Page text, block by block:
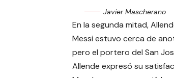
Javier Mascherano
En la segunda mitad,
Messi estuvo cerca de
pero el portero del San
Allende expresó su